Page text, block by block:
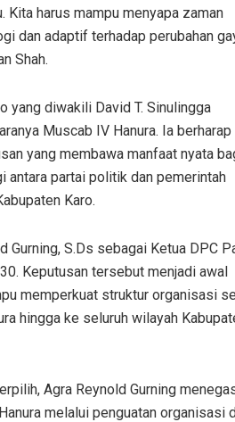
Kita harus mampu menyapa zaman
dan adaptif terhadap perubahan
Shah.
yang diwakili David T. Sinulingga
Muscab IV Hanura. Ia berharap
yang membawa manfaat nyata
partai politik dan pemerintah
Karo.
Gurning, S.Ds sebagai Ketua DPC
Keputusan tersebut menjadi awal
memperkuat struktur organisasi
hingga ke seluruh wilayah
Agra Reynold Gurning
melalui penguatan organisasi